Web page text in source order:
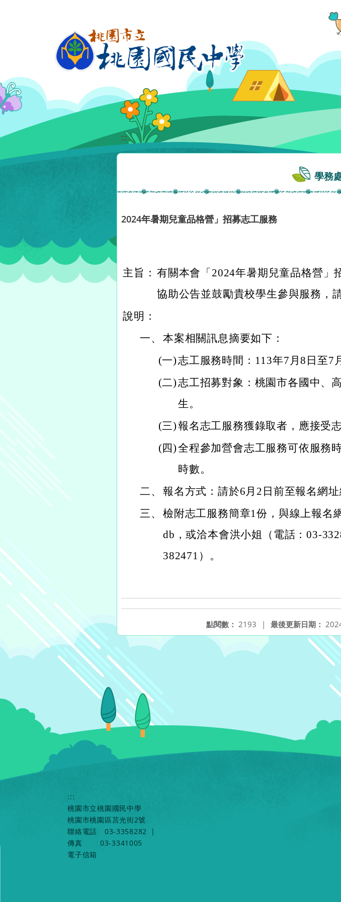
:::
學務
2024年暑期兒童品格營」招募志工服務
主旨： 有關本會「2024年暑期兒童品格營」
協助公告並鼓勵貴校學生參與服務，請
說明：
一、 本案相關訊息摘要如下：
(一)志工服務時間：113年7月8日至7
(二)志工招募對象：桃園市各國中、
生。
(三)報名志工服務獲錄取者，應接受
(四)全程參加營會志工服務可依服務
時數。
二、 報名方式：請於6月2日前至報名網址
三、 檢附志工服務簡章1份，與線上報名
db，或洽本會洪小姐（電話：03-
382471）。
最後更新日期：
點閱數： 2193 |
:::
桃園市立桃園國民中學
桃園市桃園區莒光街2號
聯絡電話
03-3358282
|
傳真
03-3341005
電子信箱